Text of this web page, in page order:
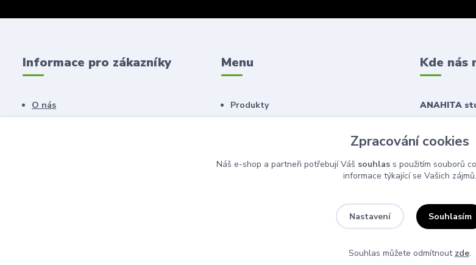
Informace pro zákazníky
O nás
Menu
Produkty
Kde nás
ANAHITA
Zpracování cookies
Náš e-shop a partneři potřebují Váš souhlass použitím souborů
informace týkající se Vašich zájmů.
Nastavení Souhlasím
Souhlas můžete odmítnout zde.